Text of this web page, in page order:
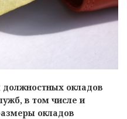
окладов
в том числе и
окладов